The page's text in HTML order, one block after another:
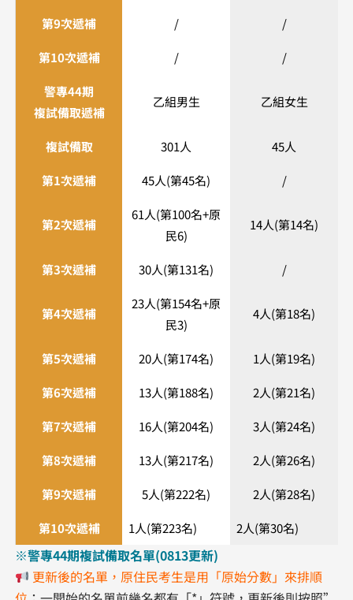
第9次遞補 / /
第10次遞補 / /
警專44期
複試備取遞補
乙組男生 乙組女生
複試備取 301人 45人
第1次遞補 45人(第45名) /
第2次遞補
61人(第100名+原
民6)
14人(第14名)
第3次遞補 30人(第131名) /
第4次遞補
23人(第154名+原
民3)
4人(第18名)
第5次遞補 20人(第174名) 1人(第19名)
第6次遞補 13人(第188名) 2人(第21名)
第7次遞補 16人(第204名) 3人(第24名)
第8次遞補 13人(第217名) 2人(第26名)
第9次遞補 5人(第222名) 2人(第28名)
第10次遞補 1人(第223名) 2人(第30名)
※警專44期複試備取名單(0813更新)
更新後的名單，原住民考生是用「原始分數」來排順